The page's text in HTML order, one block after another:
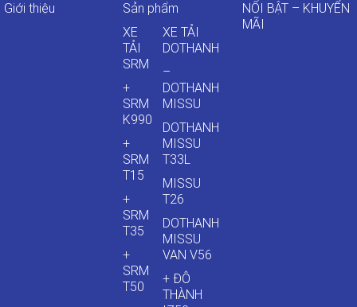
Giới thiệu
Sản phẩm
XE
TẢI
SRM
+
SRM
K990
+
SRM
T15
+
SRM
T35
+
SRM
T50
XE TẢI
DOTHANH
–
DOTHANH
MISSU
DOTHANH
MISSU
T33L
MISSU
T26
DOTHANH
MISSU
VAN V56
+ ĐÔ
THÀNH
NỔI BẬT – KHUYẾN
MÃI